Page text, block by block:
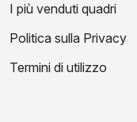
I più venduti quadri
Politica sulla Privacy
Termini di utilizzo